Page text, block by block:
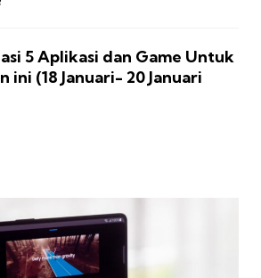
5 Aplikasi dan Game Untuk
ini (18 Januari- 20 Januari